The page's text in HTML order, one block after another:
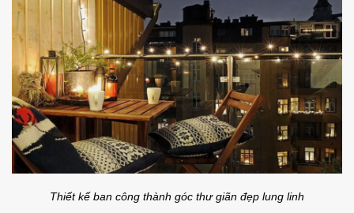
Thiết kế ban công thành góc thư giãn đẹp lung linh